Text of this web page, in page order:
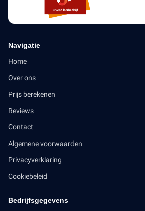
Navigatie
Home
Over ons
Prijs berekenen
Reviews
Contact
Algemene voorwaarden
Privacyverklaring
Cookiebeleid
Bedrijfsgegevens